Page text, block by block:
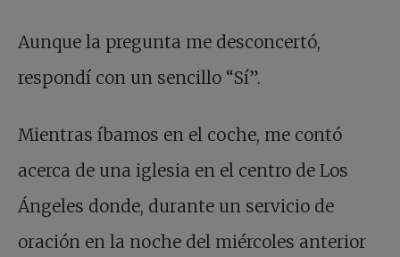
Aunque la pregunta me desconcertó,
respondí con un sencillo “Sí”.
Mientras íbamos en el coche, me contó
acerca de una iglesia en el centro de Los
Ángeles donde, durante un servicio de
oración en la noche del miércoles anterior